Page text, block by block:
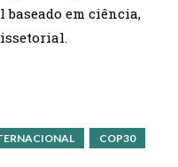
em ciência,
COP30